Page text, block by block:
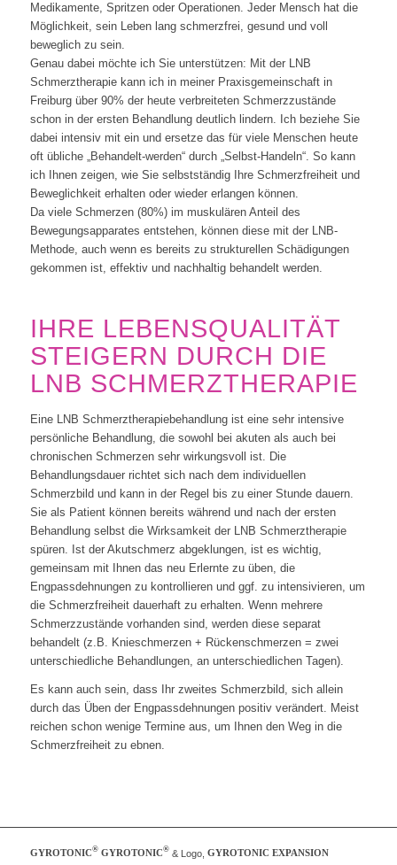
Medikamente, Spritzen oder Operationen. Jeder Mensch hat die
Möglichkeit, sein Leben lang schmerzfrei, gesund und voll
beweglich zu sein.
Genau dabei möchte ich Sie unterstützen: Mit der LNB
Schmerztherapie kann ich in meiner Praxisgemeinschaft in
Freiburg über 90% der heute verbreiteten Schmerzzustände
schon in der ersten Behandlung deutlich lindern. Ich beziehe Sie
dabei intensiv mit ein und ersetze das für viele Menschen heute
oft übliche „Behandelt-werden“ durch „Selbst-Handeln“. So kann
ich Ihnen zeigen, wie Sie selbstständig Ihre Schmerzfreiheit und
Beweglichkeit erhalten oder wieder erlangen können.
Da viele Schmerzen (80%) im muskulären Anteil des
Bewegungsapparates entstehen, können diese mit der LNB-
Methode, auch wenn es bereits zu strukturellen Schädigungen
gekommen ist, effektiv und nachhaltig behandelt werden.
IHRE LEBENSQUALITÄT
STEIGERN DURCH DIE
LNB SCHMERZTHERAPIE
Eine LNB Schmerztherapiebehandlung ist eine sehr intensive
persönliche Behandlung, die sowohl bei akuten als auch bei
chronischen Schmerzen sehr wirkungsvoll ist. Die
Behandlungsdauer richtet sich nach dem individuellen
Schmerzbild und kann in der Regel bis zu einer Stunde dauern.
Sie als Patient können bereits während und nach der ersten
Behandlung selbst die Wirksamkeit der LNB Schmerztherapie
spüren. Ist der Akutschmerz abgeklungen, ist es wichtig,
gemeinsam mit Ihnen das neu Erlernte zu üben, die
Engpassdehnungen zu kontrollieren und ggf. zu intensivieren, um
die Schmerzfreiheit dauerhaft zu erhalten. Wenn mehrere
Schmerzzustände vorhanden sind, werden diese separat
behandelt (z.B. Knieschmerzen + Rückenschmerzen = zwei
unterschiedliche Behandlungen, an unterschiedlichen Tagen).
Es kann auch sein, dass Ihr zweites Schmerzbild, sich allein
durch das Üben der Engpassdehnungen positiv verändert. Meist
reichen schon wenige Termine aus, um Ihnen den Weg in die
Schmerzfreiheit zu ebnen.
GYROTONIC®GYROTONIC®& Logo, GYROTONIC EXPANSION